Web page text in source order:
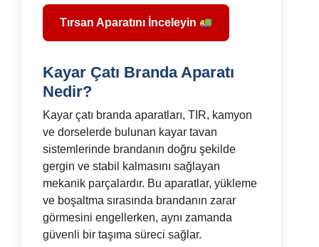
Tırsan Aparatını İnceleyin
Kayar Çatı Branda Aparatı
Nedir?
Kayar çatı branda aparatları, TIR, kamyon
ve dorselerde bulunan kayar tavan
sistemlerinde brandanın doğru şekilde
gergin ve stabil kalmasını sağlayan
mekanik parçalardır. Bu aparatlar, yükleme
ve boşaltma sırasında brandanın zarar
görmesini engellerken, aynı zamanda
güvenli bir taşıma süreci sağlar.